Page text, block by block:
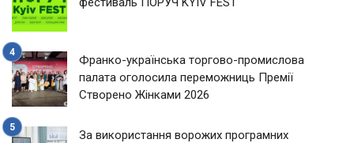
Франко-українська торгово-промислова
палата оголосила переможниць Премії
Створено Жінками 2026
За використання ворожих програмних